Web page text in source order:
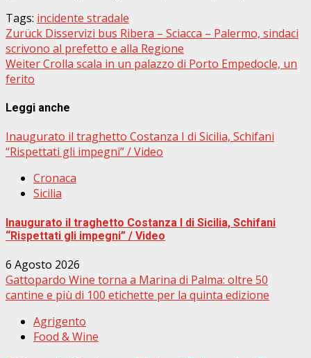
Tags: incidente stradale
Beitragsnavigation
Zurück Disservizi bus Ribera – Sciacca – Palermo, sindaci
scrivono al prefetto e alla Regione
WeiterCrolla scala in un palazzo di Porto Empedocle, un
ferito
Leggi anche
Inaugurato il traghetto Costanza I di Sicilia, Schifani
“Rispettati gli impegni” / Video
Cronaca
Sicilia
Inaugurato il traghetto Costanza I di Sicilia, Schifani
“Rispettati gli impegni” / Video
6 Agosto 2026
Gattopardo Wine torna a Marina di Palma: oltre 50
cantine e più di 100 etichette per la quinta edizione
Agrigento
Food & Wine